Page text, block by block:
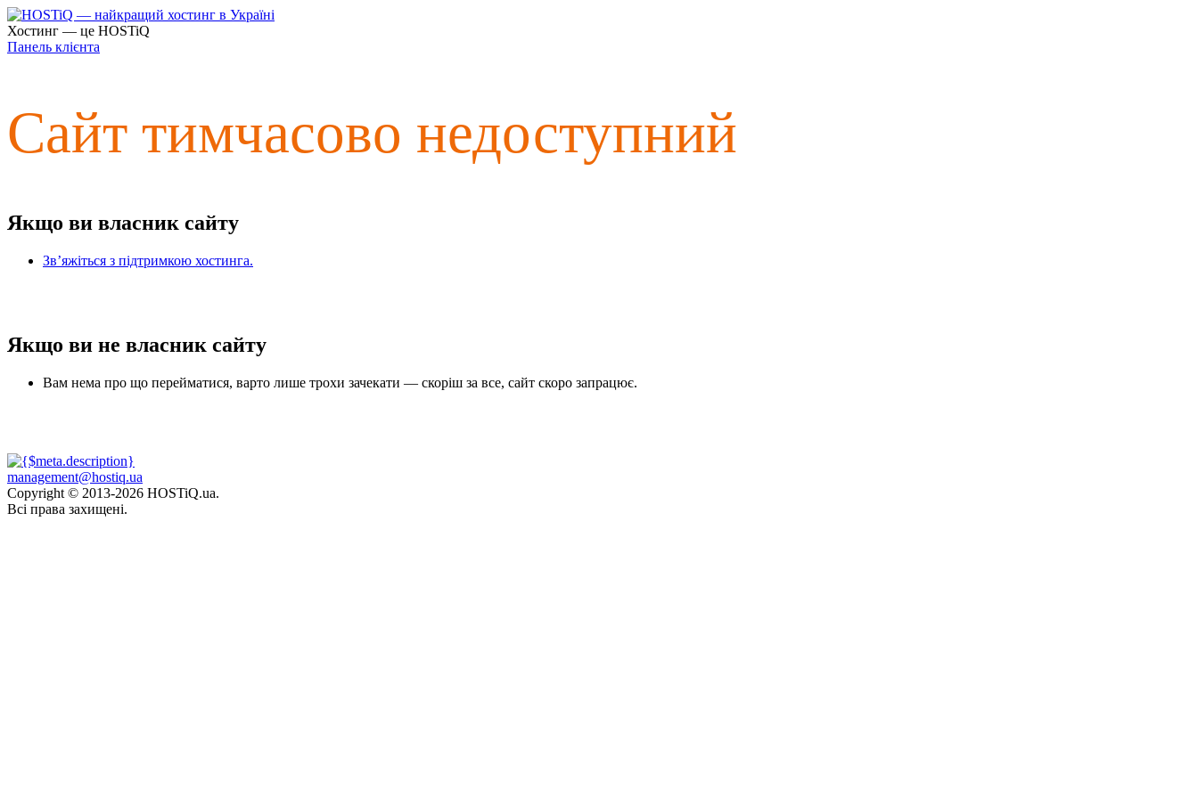
Хостинг — це HOSTiQ
Панель клієнта
Сайт тимчасово недоступний
Якщо ви власник сайту
Зв’яжіться з підтримкою хостинга.
Якщо ви не власник сайту
Вам нема про що перейматися, варто лише трохи зачекати — скоріш за все, сайт скоро запрацює.
management@hostiq.ua
Copyright © 2013-2026 HOSTiQ.ua.
Всі права захищені.